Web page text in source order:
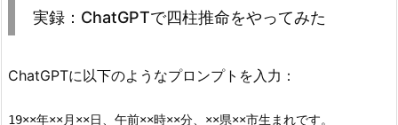
実録：ChatGPTで四柱推命をやってみた
ChatGPTに以下のようなプロンプトを入力：
19××年××月××日、午前××時××分、××県××市生まれです。